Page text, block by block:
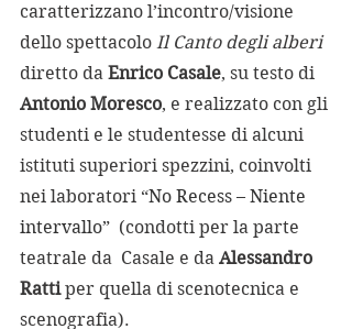
caratterizzano l’incontro/visione
dello spettacolo Il Canto degli alberi
diretto da Enrico Casale, su testo di
Antonio Moresco, e realizzato con gli
studenti e le studentesse di alcuni
istituti superiori spezzini, coinvolti
nei laboratori “No Recess – Niente
intervallo”
  (condotti per la parte
teatrale da  Casale e da Alessandro
Ratti per quella di scenotecnica e
scenografia).